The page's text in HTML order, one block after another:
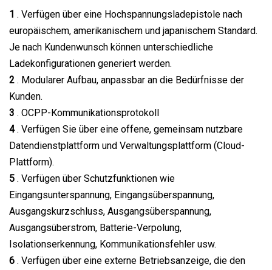
1 . Verfügen über eine Hochspannungsladepistole nach
europäischem, amerikanischem und japanischem Standard.
Je nach Kundenwunsch können unterschiedliche
Ladekonfigurationen generiert werden.
2 . Modularer Aufbau, anpassbar an die Bedürfnisse der
Kunden.
3 . OCPP-Kommunikationsprotokoll
4. Verfügen Sie über eine offene, gemeinsam nutzbare
Datendienstplattform und Verwaltungsplattform (Cloud-
Plattform).
5 . Verfügen über Schutzfunktionen wie
Eingangsunterspannung, Eingangsüberspannung,
Ausgangskurzschluss, Ausgangsüberspannung,
Ausgangsüberstrom, Batterie-Verpolung,
Isolationserkennung, Kommunikationsfehler usw.
6 . Verfügen über eine externe Betriebsanzeige, die den